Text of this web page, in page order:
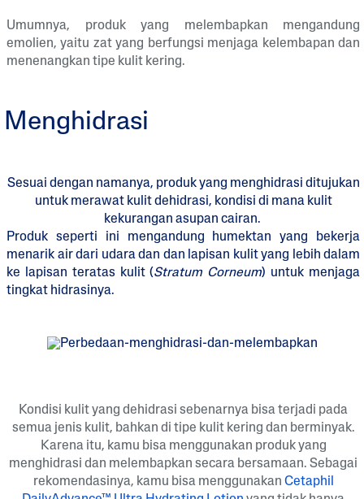
Umumnya, produk yang melembapkan mengandung
emolien, yaitu zat yang berfungsi menjaga kelembapan dan
menenangkan tipe kulit kering.
Menghidrasi
Sesuai dengan namanya, produk yang menghidrasi ditujukan
untuk merawat kulit dehidrasi, kondisi di mana kulit
kekurangan asupan cairan.
Produk seperti ini mengandung humektan yang bekerja
menarik air dari udara dan dan lapisan kulit yang lebih dalam
ke lapisan teratas kulit (Stratum Corneum) untuk menjaga
tingkat hidrasinya.
Kondisi kulit yang dehidrasi sebenarnya bisa terjadi pada
semua jenis kulit, bahkan di tipe kulit kering dan berminyak.
Karena itu, kamu bisa menggunakan produk yang
menghidrasi dan melembapkan secara bersamaan. Sebagai
rekomendasinya, kamu bisa menggunakan Cetaphil